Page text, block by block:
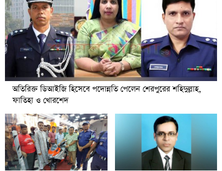
অতিরিক্ত ডিআইজি হিসেবে পদোন্নতি পেলেন শেরপুরের শহিদুল্লাহ,
ফাতিহা ও খোরশেদ